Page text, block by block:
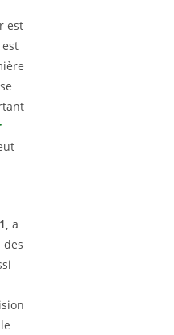
est
a
des